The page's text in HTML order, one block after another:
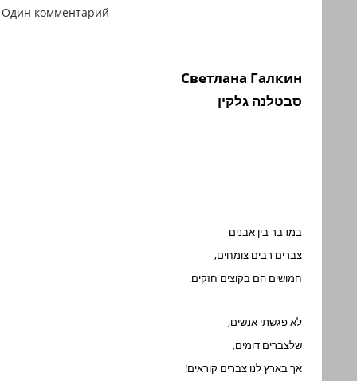
Один комментарий
Светлана Галкин
סבטלנה גלקין
במדבר בין אבנים
צברים רבים צומחים,
חמושים הם בקוצים חזקים.
לא פגשתי אנשים,
שלצברים דומים,
אך בארץ לנו צברים קוראים!